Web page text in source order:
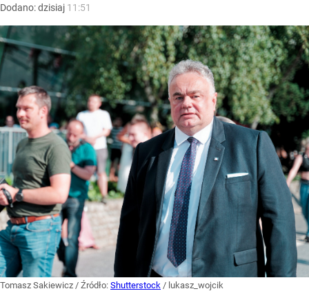
Dodano:dzisiaj 11:51
Tomasz Sakiewicz / Źródło: Shutterstock / lukasz_wojcik